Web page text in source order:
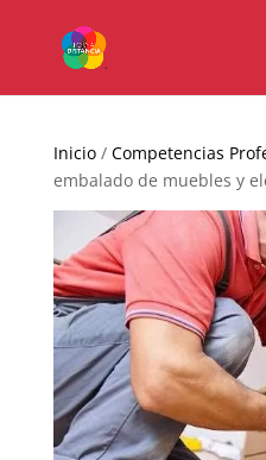
Inicio/ Competencias
embalado de muebles y